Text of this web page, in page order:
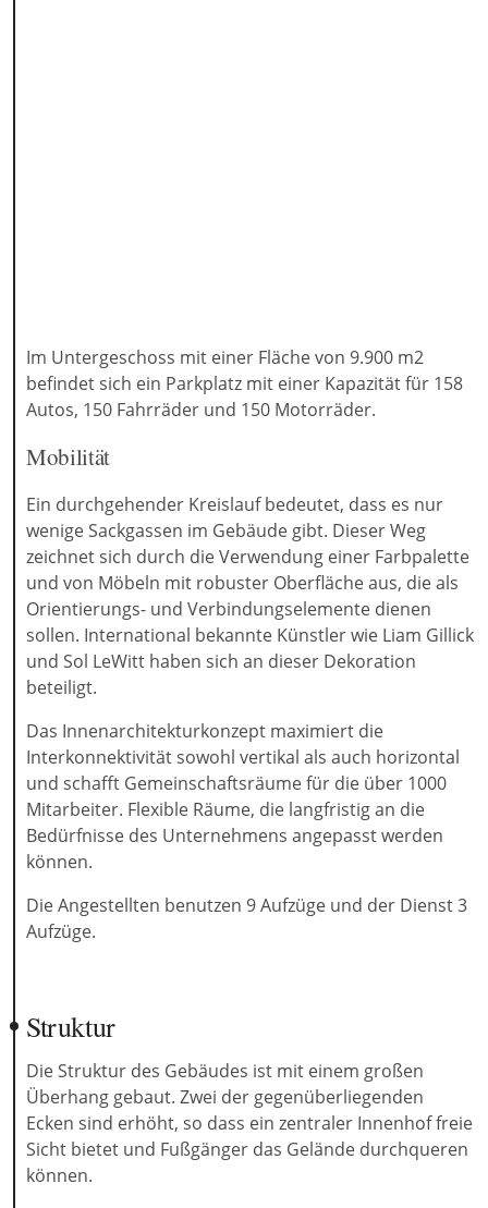
Im Untergeschoss mit einer Fläche von 9.900 m2
befindet sich ein Parkplatz mit einer Kapazität für 158
Autos, 150 Fahrräder und 150 Motorräder.
Mobilität
Ein durchgehender Kreislauf bedeutet, dass es nur
wenige Sackgassen im Gebäude gibt. Dieser Weg
zeichnet sich durch die Verwendung einer Farbpalette
und von Möbeln mit robuster Oberfläche aus, die als
Orientierungs- und Verbindungselemente dienen
sollen. International bekannte Künstler wie Liam Gillick
und Sol LeWitt haben sich an dieser Dekoration
beteiligt.
Das Innenarchitekturkonzept maximiert die
Interkonnektivität sowohl vertikal als auch horizontal
und schafft Gemeinschaftsräume für die über 1000
Mitarbeiter. Flexible Räume, die langfristig an die
Bedürfnisse des Unternehmens angepasst werden
können.
Die Angestellten benutzen 9 Aufzüge und der Dienst 3
Aufzüge.
Struktur
Die Struktur des Gebäudes ist mit einem großen
Überhang gebaut. Zwei der gegenüberliegenden
Ecken sind erhöht, so dass ein zentraler Innenhof freie
Sicht bietet und Fußgänger das Gelände durchqueren
können.